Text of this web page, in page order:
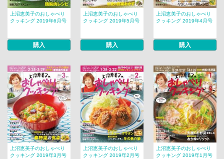
上沼恵美子のおしゃべり
クッキング 2019年6月号
購入
上沼恵美子のおしゃべり
クッキング 2019年5月号
購入
上沼恵美子のおしゃべり
クッキング 2019年4月号
購入
上沼恵美子のおしゃべり
クッキング 2019年3月号
上沼恵美子のおしゃべり
クッキング 2019年2月号
上沼恵美子のおしゃべり
クッキング 2019年1月号